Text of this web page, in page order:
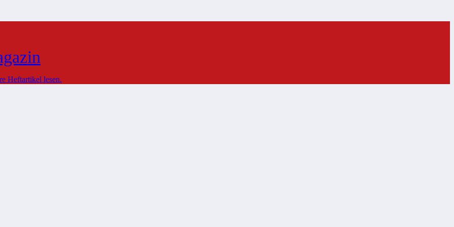
Heftartikel lesen.